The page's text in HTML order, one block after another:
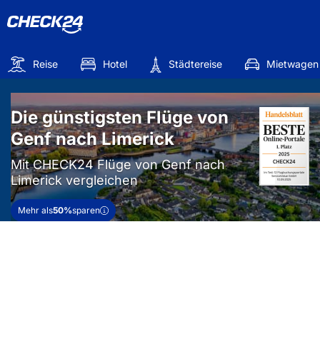
Reise Hotel Städtereise Mietwagen
Die günstigsten Flüge von
Genf nach Limerick
Mit CHECK24 Flüge von Genf nach
Limerick vergleichen
Mehr als50%sparen